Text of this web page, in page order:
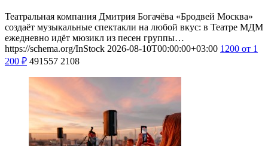
Театральная компания Дмитрия Богачёва «Бродвей Москва»
создаёт музыкальные спектакли на любой вкус: в Театре МДМ
ежедневно идёт мюзикл из песен группы…
https://schema.org/InStock 2026-08-10T00:00:00+03:00 1200 от 1
200 ₽ 491557 2108